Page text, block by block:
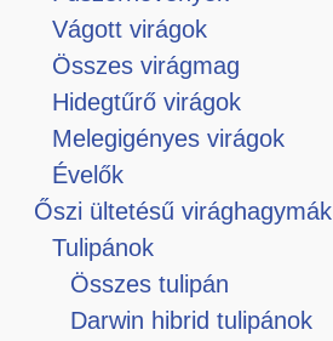
Vágott virágok
Összes virágmag
Hidegtűrő virágok
Melegigényes virágok
Évelők
Őszi ültetésű virághagymák
Tulipánok
Összes tulipán
Darwin hibrid tulipánok